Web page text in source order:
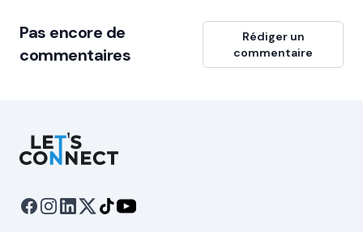
Pas encore de
commentaires
Rédiger un
commentaire
Let's Connect